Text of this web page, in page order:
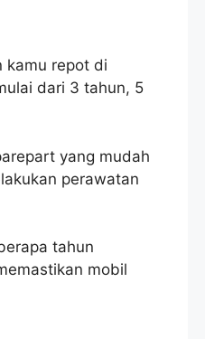
kamu repot di
dari 3 tahun, 5
yang mudah
perawatan
tahun
mobil